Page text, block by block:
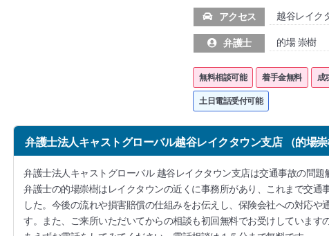
アクセス 越谷レイク
弁護士 的場 崇樹
無料相談可能 着手金無料 成
土日電話受付可能
弁護士法人キャストグローバル越谷レイクタウン支店 （的場
弁護士法人キャストグローバル 越谷レイクタウン支店は交通事故の問
弁護士の的場崇樹はレイクタウンの近くに事務所があり、これまで交通
した。今後の流れや損害賠償の仕組みをお伝えし、保険会社への対応や
す。また、ご来所いただいてからの相談も初回無料でお受けしています